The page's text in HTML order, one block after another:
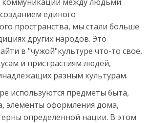
единого
пространства, мы стали больше
других народов. Это
в "чужой"культуре что-то свое,
и пристрастиям людей,
разным культурам.
используются предметы быта,
элементы оформления дома,
определенной нации. В этом